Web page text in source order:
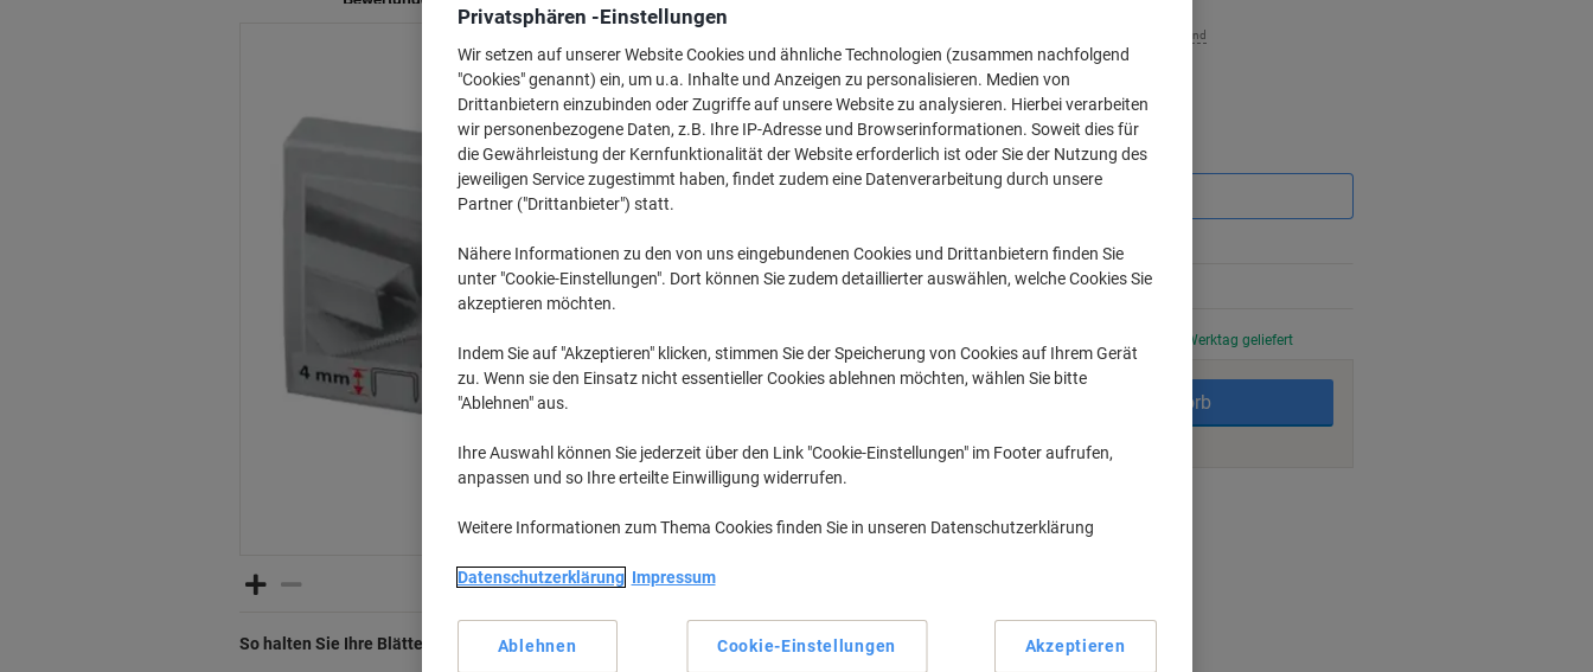
So halten Sie Ihre Blätter ganz einfach zusammen
1,79 €
pro Pack
Ab 20 Pack
2,13 € inkl. USt
zzgl. Versand
Menge exkl. USt
20+Pack 1,79 € -14%
Vor 17:00 Uhr bestellt, am nächsten Werktag geliefert
Menge
In den Warenkorb
Passend für Novus Heftzange
Privatsphären -Einstellungen
Wir setzen auf unserer Website Cookies und ähnliche Technologien (zusammen nachfolgend
"Cookies" genannt) ein, um u.a. Inhalte und Anzeigen zu personalisieren. Medien von
Drittanbietern einzubinden oder Zugriffe auf unsere Website zu analysieren. Hierbei verarbeiten
wir personenbezogene Daten, z.B. Ihre IP-Adresse und Browserinformationen. Soweit dies für
die Gewährleistung der Kernfunktionalität der Website erforderlich ist oder Sie der Nutzung des
jeweiligen Service zugestimmt haben, findet zudem eine Datenverarbeitung durch unsere
Partner ("Drittanbieter") statt.
Nähere Informationen zu den von uns eingebundenen Cookies und Drittanbietern finden Sie
unter "Cookie-Einstellungen". Dort können Sie zudem detaillierter auswählen, welche Cookies Sie
akzeptieren möchten.
Indem Sie auf "Akzeptieren" klicken, stimmen Sie der Speicherung von Cookies auf Ihrem Gerät
zu. Wenn sie den Einsatz nicht essentieller Cookies ablehnen möchten, wählen Sie bitte
"Ablehnen" aus.
Ihre Auswahl können Sie jederzeit über den Link "Cookie-Einstellungen" im Footer aufrufen,
anpassen und so Ihre erteilte Einwilligung widerrufen.
Weitere Informationen zum Thema Cookies finden Sie in unseren Datenschutzerklärung
Datenschutzerklärung Impressum
Cookie-Einstellungen
Ablehnen Akzeptieren